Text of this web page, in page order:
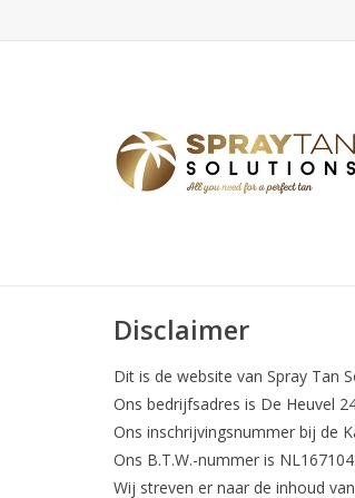
Disclaimer
Dit is de website van Spray Tan
Ons bedrijfsadres is De Heuvel
Ons inschrijvingsnummer bij de
Ons B.T.W.-nummer is
Wij streven er naar de inhoud